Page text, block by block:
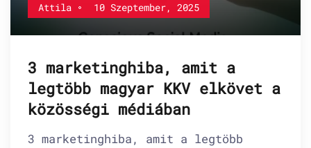
Attila 10 Szeptember, 2025
3 marketinghiba, amit a
legtöbb magyar KKV elkövet a
közösségi médiában
3 marketinghiba, amit a legtöbb